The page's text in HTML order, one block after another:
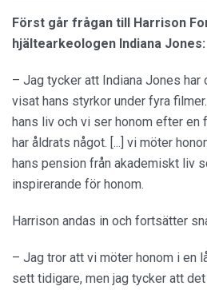
Först går frågan till Harrison
hjältearkeologen Indiana Jones:
– Jag tycker att Indiana Jones har
visat hans styrkor under fyra
hans liv och vi ser honom efter en
har åldrats något. [...] vi möter
hans pension från akademiskt liv
inspirerande för honom.
Harrison andas in och fortsätter
– Jag tror att vi möter honom i en
sett tidigare, men jag tycker att